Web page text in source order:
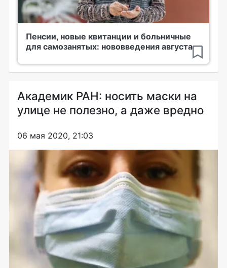
Пенсии, новые квитанции и больничные
для самозанятых: нововведения августа
Академик РАН: носить маски на
улице не полезно, а даже вредно
06 мая 2020, 21:03